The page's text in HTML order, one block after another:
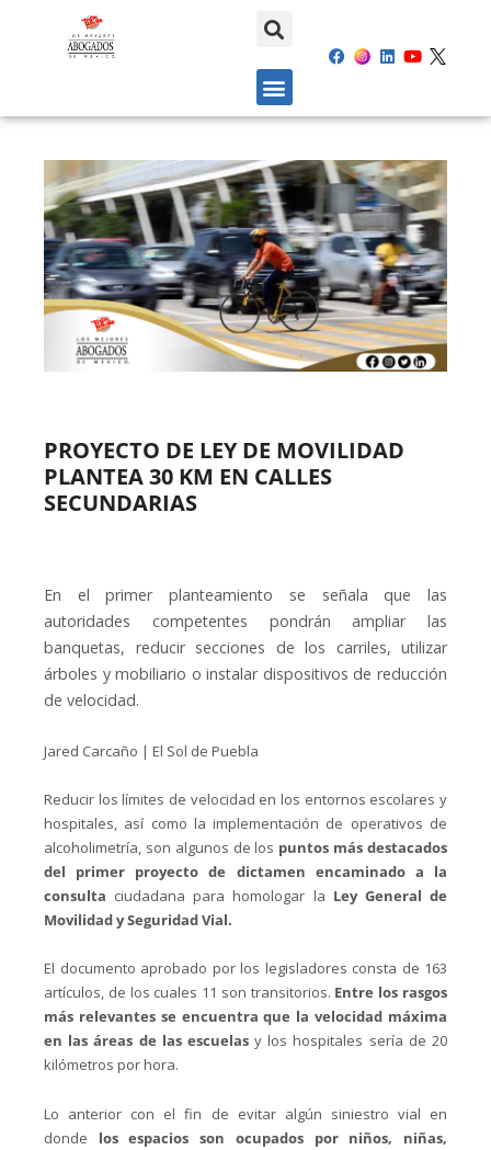
PROYECTO DE LEY DE MOVILIDAD
PLANTEA 30 KM EN CALLES
SECUNDARIAS
En el primer planteamiento se señala que las
autoridades competentes pondrán ampliar las
banquetas, reducir secciones de los carriles, utilizar
árboles y mobiliario o instalar dispositivos de reducción
de velocidad.
Jared Carcaño | El Sol de Puebla
Reducir los límites de velocidad en los entornos escolares y
hospitales, así como la implementación de operativos de
alcoholimetría, son algunos de los puntos más destacados
del primer proyecto de dictamen encaminado a la
consulta ciudadana para homologar la Ley General de
Movilidad y Seguridad Vial.
El documento aprobado por los legisladores consta de 163
artículos, de los cuales 11 son transitorios. Entre los rasgos
más relevantes se encuentra que la velocidad máxima
en las áreas de las escuelasy los hospitales sería de 20
kilómetros por hora.
Lo anterior con el fin de evitar algún siniestro vial en
donde los espacios son ocupados por niños, niñas,